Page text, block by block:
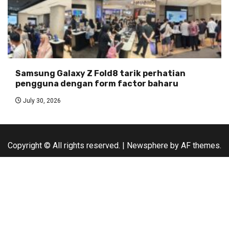
Samsung Galaxy Z Fold8 tarik perhatian
pengguna dengan form factor baharu
July 30, 2026
Copyright © All rights reserved. | Newsphere by AF themes.